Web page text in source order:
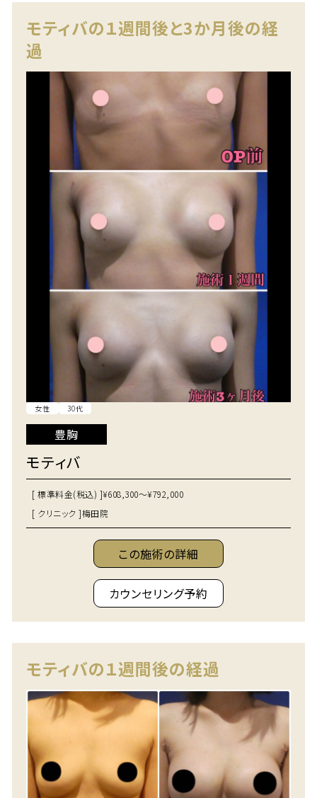
モティバの１週間後と3か月後の経
過
女性 30代
豊胸
モティバ
[ 標準料金(税込) ]¥608,300～¥792,000
[ クリニック ]梅田院
この施術の詳細
カウンセリング予約
モティバの１週間後の経過